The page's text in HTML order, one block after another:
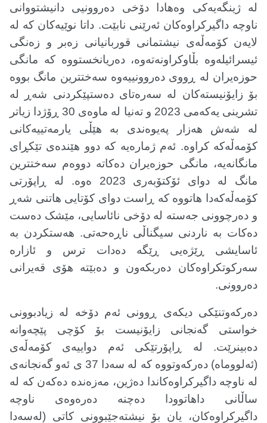
لە ژینگەیەکی وەهادا دۆخی دەروونیی دانیشتووانی
ناوچە داگیرکراوەکان ئەرێنی نابێت. داتا نوێیەکان کە لە
لایەن کۆمەڵەی نیشتمانی قوربانیانی زەبر و زەنگی
ئیسرائیلەوە بڵاوکراونەتەوە، دەریانخستووە کە مانگی
حوزەیران لە ڕووی دەروونییەوە سەختترین مانگ بووە
بۆ زایۆنیستەکان لە سەرەتای دەستپێکردنی شەڕ لە
تشرینی یەکەمی 2023 و تەنیا لە ماوەی 30 ڕۆژدا زیاتر
لە شەش هەزار پەیوەندی بە هێڵی یارمەتییەکانی
کۆمەڵەکە کراوە. ئەم ژمارەیە کە دوو هێندەی تێکڕای
مانگانەیە، مانگی حوزەیران دەکاتە دووەم سەختترین
مانگ لە دوای ئۆکتۆبەری 2023 ەوە. لە ڕاپۆرتی
کۆمەڵەکەدا هاتووە کە ڕاست دوای کۆتایی هاتنی شەڕ
و دەرچوونی جەستە لە دۆخی نائاسایی، مێشک دەست
دەکات بە ناردنی سیگناڵی ناڕەحەتی. هەستکردن بە
ئاسایشی ڕێژەیی ڕێگە دەدات ترس و ئازارە
سەرکوتکراوەکان دەربکەون و دەبێتە هۆی قەیرانی
دەروونی.
دەرکەوتنێکی دیکەی ڕوونی ئەم دۆخە لە زیادبوونی
خواستی گەنجانی زایۆنیست بۆ کۆچی پێچەوانە
دەبینرێت. لە ڕاپۆرتێکی ئەم دواییەی کۆمەڵەی
(ئەلووماە) دەرکەوتووە کە لە سەدا 37 ی ئەو گەنجانەی
لە ناوچە داگیرکراوەکاندا دەژین، مەزەندە دەکەن کە لە
ساڵانی داهاتوودا دەچنە دەرەوەی ناوچە
داگیرکراوەکان، یان بۆ نیشتەجێبوونی کاتی (لەسەدا